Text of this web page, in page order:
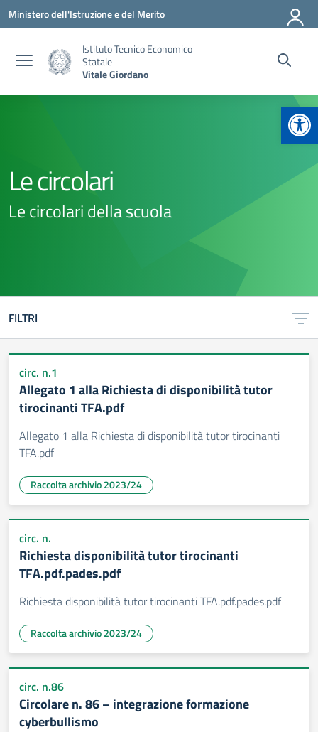
Vai ai contenuti
Vai al menu di navigazione
Vai al footer
Ministero dell'Istruzione e del Merito
Istituto Tecnico Economico
Statale
Vitale Giordano
Le circolari
Le circolari della scuola
FILTRI
circ. n.1
Allegato 1 alla Richiesta di disponibilità tutor
tirocinanti TFA.pdf
Allegato 1 alla Richiesta di disponibilità tutor tirocinanti
TFA.pdf
Raccolta archivio 2023/24
circ. n.
Richiesta disponibilità tutor tirocinanti
TFA.pdf.pades.pdf
Richiesta disponibilità tutor tirocinanti TFA.pdf.pades.pdf
Raccolta archivio 2023/24
circ. n.86
Circolare n. 86 – integrazione formazione
cyberbullismo